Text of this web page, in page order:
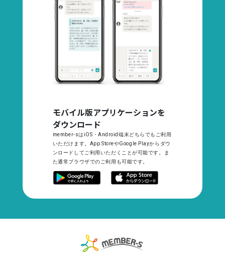
モバイル版アプリケーションを
ダウンロード
member-sはiOS・Android端末どちらでもご利用
いただけます。App StoreやGoogle Playからダウ
ンロードしてご利用いただくことが可能です。ま
た通常ブラウザでのご利用も可能です。